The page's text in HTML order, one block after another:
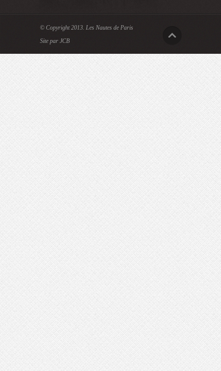
© Copyright 2013. Les Nautes de Paris
Site par JCB